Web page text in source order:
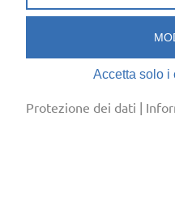
Associazione Ticinese
Sede: Via Besso 59, 6900
Casella
Accetta solo i
Protezione dei dati |